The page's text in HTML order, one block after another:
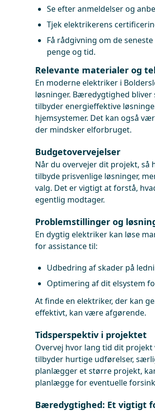
Se efter anmeldelser og
Tjek elektrikerens
Få rådgivning om de
penge og tid.
Relevante materialer og
En moderne elektriker i
løsninger. Bæredygtighed
tilbyder energieffektive
hjemsystemer. Det kan også
der mindsker elforbruget.
Budgetovervejelser
Når du overvejer dit projekt, så
tilbyde prisvenlige løsninger,
valg. Det er vigtigt at forstå,
egentlig modtager.
Problemstillinger og
En dygtig elektriker kan løse
for assistance til:
Udbedring af skader på
Optimering af dit elsystem
At finde en elektriker, der kan
effektivt, kan være afgørende.
Tidsperspektiv i projektet
Overvej hvor lang tid dit
tilbyder hurtige udførelser,
planlægger et større projekt,
planlægge for eventuelle
Bæredygtighed: Et vigtigt